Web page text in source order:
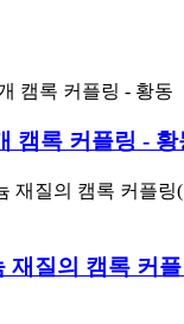
캠록 커플링 - 황
재질의 캠록 커